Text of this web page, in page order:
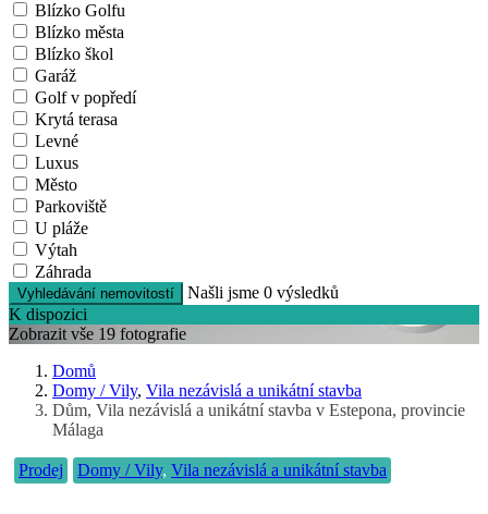
Blízko Golfu
Blízko města
Blízko škol
Garáž
Golf v popředí
Krytá terasa
Levné
Luxus
Město
Parkoviště
U pláže
Výtah
Záhrada
Vyhledávání nemovitostí Našli jsme0 výsledků
K dispozici
Zobrazit vše 19 fotografie
Domů
Domy / Vily,Vila nezávislá a unikátní stavba
Dům, Vila nezávislá a unikátní stavba v Estepona, provincie
Málaga
Prodej Domy / Vily,Vila nezávislá a unikátní stavba